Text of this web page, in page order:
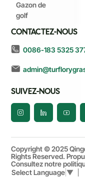
Gazon de
golf
CONTACTEZ-NOUS
0086-183 5325
SUIVEZ-NOUS
Copyright © 2025
Rights Reserved.
Consultez notre
Select Language ▼